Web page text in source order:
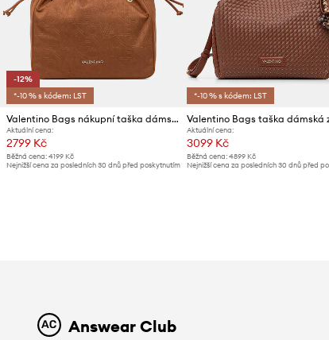
-12%
*-10 % s kódem: LST
Valentino Bags nákupní taška dámská z imitace semiše MAXI
Aktuální cena:
2799 Kč
Běžná cena: 4199 Kč
Nejnižší cena za posledních 30 dnů před poskytnutím
*-10 % s kódem: LST
Aktuální cena:
3099 Kč
Běžná cena:4899 Kč
Nejnižší cena za posledních 30 dnů před
Answear Club